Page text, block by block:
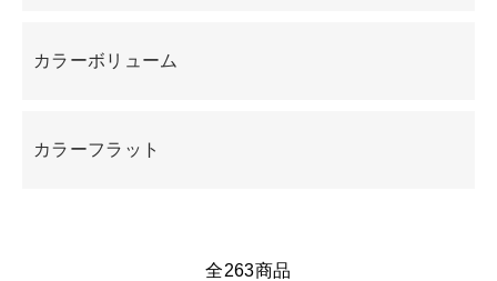
カラーボリューム
カラーフラット
全263商品